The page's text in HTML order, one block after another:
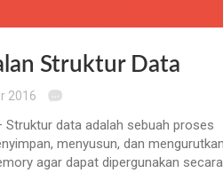
Struktur Data
2016
Struktur data adalah sebuah proses
menyusun, dan
agar dapat dipergunakan secara